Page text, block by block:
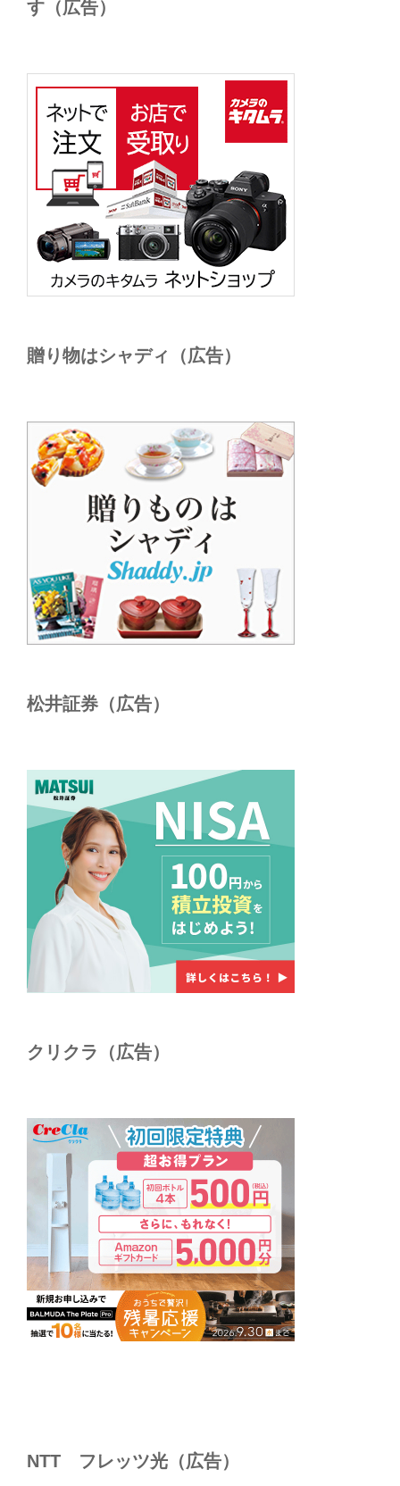
す（広告）
贈り物はシャディ（広告）
松井証券（広告）
クリクラ（広告）
NTT フレッツ光（広告）